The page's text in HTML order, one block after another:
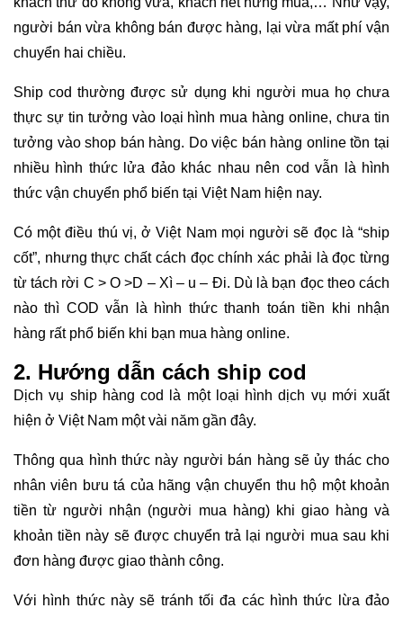
người bán vừa không bán được hàng, lại vừa mất phí vận
chuyển hai chiều.
Ship cod thường được sử dụng khi người mua họ chưa
thực sự tin tưởng vào loại hình mua hàng online, chưa tin
tưởng vào shop bán hàng. Do việc bán hàng online tồn tại
nhiều hình thức lửa đảo khác nhau nên cod vẫn là hình
thức vận chuyển phổ biến tại Việt Nam hiện nay.
Có một điều thú vị, ở Việt Nam mọi người sẽ đọc là “ship
cốt”, nhưng thực chất cách đọc chính xác phải là đọc từng
từ tách rời C > O >D – Xì – u – Đi. Dù là bạn đọc theo cách
nào thì COD vẫn là hình thức thanh toán tiền khi nhận
hàng rất phổ biến khi bạn mua hàng online.
2. Hướng dẫn cách ship cod
Dịch vụ ship hàng cod là một loại hình dịch vụ mới xuất
hiện ở Việt Nam một vài năm gần đây.
Thông qua hình thức này người bán hàng sẽ ủy thác cho
nhân viên bưu tá của hãng vận chuyển thu hộ một khoản
tiền từ người nhận (người mua hàng) khi giao hàng và
khoản tiền này sẽ được chuyển trả lại người mua sau khi
đơn hàng được giao thành công.
Với hình thức này sẽ tránh tối đa các hình thức lừa đảo